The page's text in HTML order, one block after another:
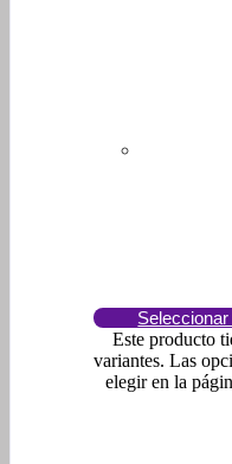
Este producto
variantes. Las
elegir en la